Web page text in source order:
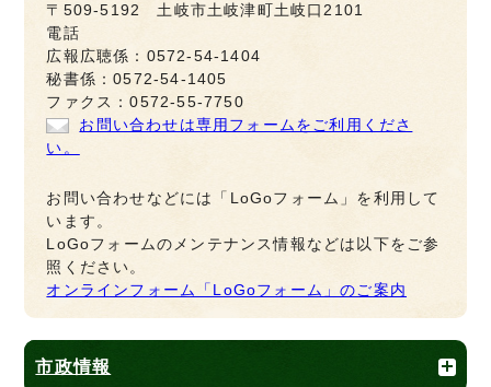
〒509-5192 土岐市土岐津町土岐口2101
電話
広報広聴係：0572-54-1404
秘書係：0572-54-1405
ファクス：0572-55-7750
お問い合わせは専用フォームをご利用くださ
い。
お問い合わせなどには「LoGoフォーム」を利用して
います。
LoGoフォームのメンテナンス情報などは以下をご参
照ください。
オンラインフォーム「LoGoフォーム」のご案内
市政情報